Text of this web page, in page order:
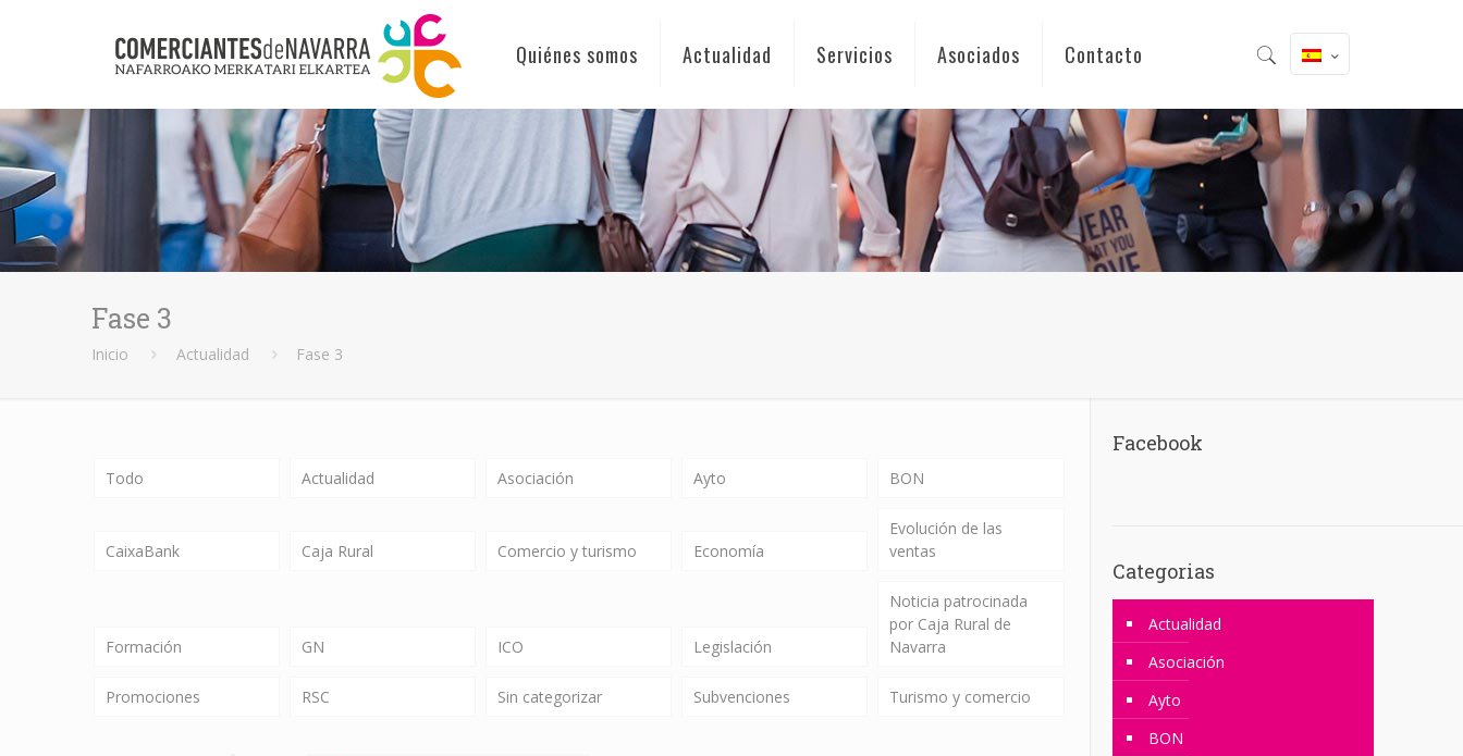
Quiénes somos Actualidad Servicios Asociados Contacto
Fase 3
Inicio Actualidad Fase 3
Todo Actualidad Asociación Ayto BON
CaixaBank Caja Rural Comercio y turismo Economía
Evolución de las
ventas
Formación GN ICO Legislación
Noticia patrocinada
por Caja Rural de
Navarra
Promociones RSC Sin categorizar Subvenciones Turismo y comercio
Facebook
Categorias
Actualidad
Asociación
Ayto
BON